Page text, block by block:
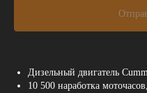
Дизельный двигатель
10 500 наработка моточасов,